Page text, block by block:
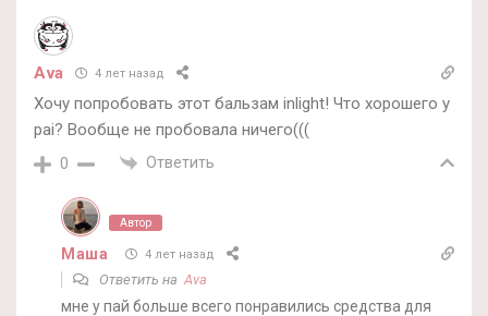
Ava 4 лет назад
Хочу попробовать этот бальзам inlight! Что хорошего у
pai? Вообще не пробовала ничего(((
0 Ответить
Автор
Маша 4 лет назад
Ответить на Ava
мне у пай больше всего понравились средства для